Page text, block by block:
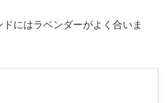
にはラベンダーがよく合いま